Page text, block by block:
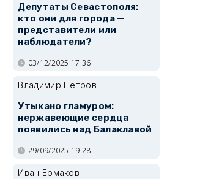
Депутаты Севастополя:
кто они для города —
представители или
наблюдатели?
03/12/2025 17:36
Владимир Петров
Утыкано гламуром:
нержавеющие сердца
появились над Балаклавой
29/09/2025 19:28
Иван Ермаков